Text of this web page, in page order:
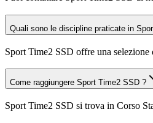
Quali sono le discipline praticate in
Sport Time2 SSD offre una
Come raggiungere Sport Time2 SSD ?
Sport Time2 SSD si trova in Corso